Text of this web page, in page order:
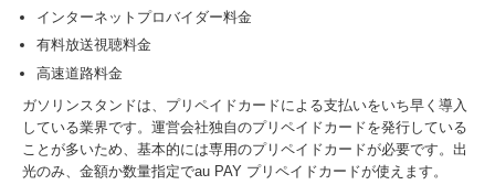
インターネットプロバイダー料金
有料放送視聴料金
高速道路料金
ガソリンスタンドは、プリペイドカードによる支払いをいち早く導入
している業界です。運営会社独自のプリペイドカードを発行している
ことが多いため、基本的には専用のプリペイドカードが必要です。出
光のみ、金額か数量指定でau PAY プリペイドカードが使えます。